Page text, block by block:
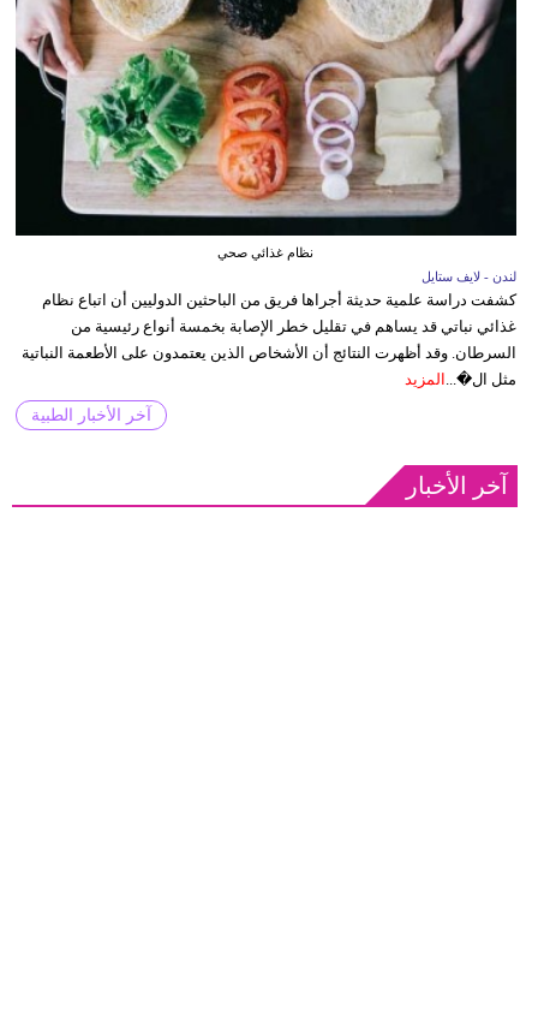
نظام غذائي صحي
لندن - لايف ستايل
كشفت دراسة علمية حديثة أجراها فريق من الباحثين الدوليين أن اتباع نظام
غذائي نباتي قد يساهم في تقليل خطر الإصابة بخمسة أنواع رئيسية من
السرطان. وقد أظهرت النتائج أن الأشخاص الذين يعتمدون على الأطعمة النباتية
مثل ال�...
المزيد
آخر الأخبار الطبية
آخر الأخبار